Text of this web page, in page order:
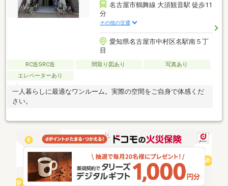
名古屋市鶴舞線 大須観音駅 徒歩11
分
その他の交通
愛知県名古屋市中村区名駅南５丁
目
RC造SRC造 間取り図あり
写真あり
エレベーターあり
一人暮らしに最適なワンルーム。実際の空間をご自身で体感くだ
さい。